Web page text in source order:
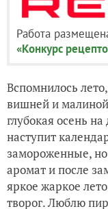
Работа
«Конкурс
Вспомнилось
вишней и
глубокая осень
наступит
замороженные,
аромат и после
яркое жаркое
творог. Люблю